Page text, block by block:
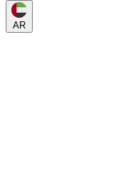
AR